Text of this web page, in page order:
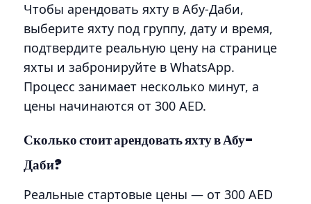
Чтобы арендовать яхту в Абу-Даби,
выберите яхту под группу, дату и время,
подтвердите реальную цену на странице
яхты и забронируйте в WhatsApp.
Процесс занимает несколько минут, а
цены начинаются от 300 AED.
Сколько стоит арендовать яхту в Абу-
Даби?
Реальные стартовые цены — от 300 AED